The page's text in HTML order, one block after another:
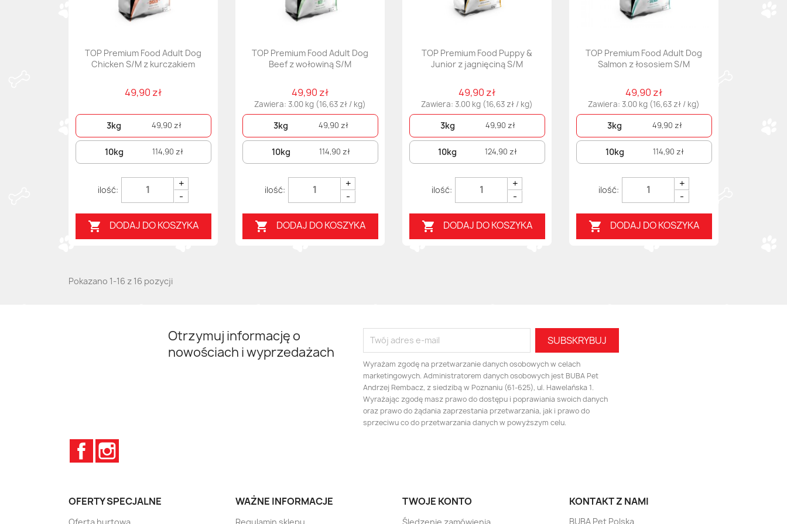
TOP Premium Food Adult Dog
Chicken S/M z kurczakiem
49,90 zł
3kg 49,90 zł
10kg 114,90 zł
+
-
 DODAJ DO KOSZYKA
TOP Premium Food Adult Dog
Beef z wołowiną S/M
49,90 zł
Zawiera: 3.00 kg (16,63 zł / kg)
3kg 49,90 zł
10kg 114,90 zł
+
-
 DODAJ DO KOSZYKA
TOP Premium Food Puppy &
Junior z jagnięciną S/M
49,90 zł
Zawiera: 3.00 kg (16,63 zł / kg)
3kg 49,90 zł
10kg 124,90 zł
+
-
 DODAJ DO KOSZYKA
TOP Premium Food Adult Dog
Salmon z łososiem S/M
49,90 zł
Zawiera: 3.00 kg (16,63 zł / kg)
3kg 49,90 zł
10kg 114,90 zł
+
-
 DODAJ DO KOSZYKA
Pokazano 1-16 z 16 pozycji
Otrzymuj informację o
nowościach i wyprzedażach
Wyrażam zgodę na przetwarzanie danych osobowych w celach
marketingowych. Administratorem danych osobowych jest BUBA Pet
Andrzej Rembacz, z siedzibą w Poznaniu (61-625), ul. Hawelańska 1.
Wyrażając zgodę masz prawo do dostępu i poprawiania swoich danych
oraz prawo do żądania zaprzestania przetwarzania, jak i prawo do
sprzeciwu co do przetwarzania danych w powyższym celu.
Facebook
OFERTY SPECJALNE WAŻNE INFORMACJE TWOJE KONTO KONTAKT Z NAMI
BUBA Pet Polska